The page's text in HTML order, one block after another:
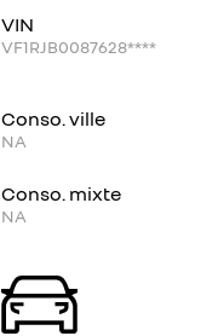
VIN
VF1RJB0087628****
Conso. ville
NA
Conso. mixte
NA